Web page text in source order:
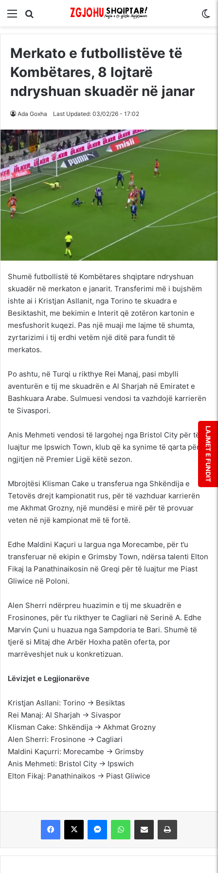
Menu
Merkato e futbollistëve të
Kombëtares, 8 lojtarë
ndryshuan skuadër në janar
Ada Goxha Last Updated: 03/02/26 - 17:02
Shumë futbollistë të Kombëtares shqiptare ndryshuan
skuadër në merkaton e janarit. Transferimi më i bujshëm
ishte ai i Kristjan Asllanit, nga Torino te skuadra e
Besiktashit, me bekimin e Interit që zotëron kartonin e
mesfushorit kuqezi. Pas një muaji me lajme të shumta,
zyrtarizimi i tij erdhi vetëm një ditë para fundit të
merkatos.
Po ashtu, në Turqi u rikthye Rei Manaj, pasi mbylli
aventurën e tij me skuadrën e Al Sharjah në Emiratet e
Bashkuara Arabe. Sulmuesi vendosi ta vazhdojë karrierën
te Sivaspori.
Anis Mehmeti vendosi të largohej nga Bristol City për të
luajtur me Ipswich Town, klub që ka synime të qarta për
ngjitjen në Premier Ligë këtë sezon.
Mbrojtësi Klisman Cake u transferua nga Shkëndija e
Tetovës drejt kampionatit rus, për të vazhduar karrierën
me Akhmat Grozny, një mundësi e mirë për të provuar
veten në një kampionat më të fortë.
Edhe Maldini Kaçuri u largua nga Morecambe, për t’u
transferuar në ekipin e Grimsby Town, ndërsa talenti Elton
Fikaj la Panathinaikosin në Greqi për të luajtur me Piast
Gliwice në Poloni.
Alen Sherri ndërpreu huazimin e tij me skuadrën e
Frosinones, për t’u rikthyer te Cagliari në Serinë A. Edhe
Marvin Çuni u huazua nga Sampdoria te Bari. Shumë të
tjerë si Mitaj dhe Arbër Hoxha patën oferta, por
marrëveshjet nuk u konkretizuan.
Lëvizjet e Legjionarëve
Kristjan Asllani: Torino → Besiktas
Rei Manaj: Al Sharjah → Sivaspor
Klisman Cake: Shkëndija → Akhmat Grozny
Alen Sherri: Frosinone → Cagliari
Maldini Kaçurri: Morecambe → Grimsby
Anis Mehmeti: Bristol City → Ipswich
Elton Fikaj: Panathinaikos → Piast Gliwice
LAJMET E FUNDIT